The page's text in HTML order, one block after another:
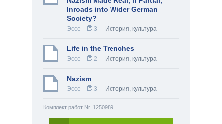
Inroads into Wider German
Society?
Эссе 3 История, культура
Life in the Trenches
Эссе 2 История, культура
Nazism
Эссе 3 История, культура
Комплект работ Nr. 1250989